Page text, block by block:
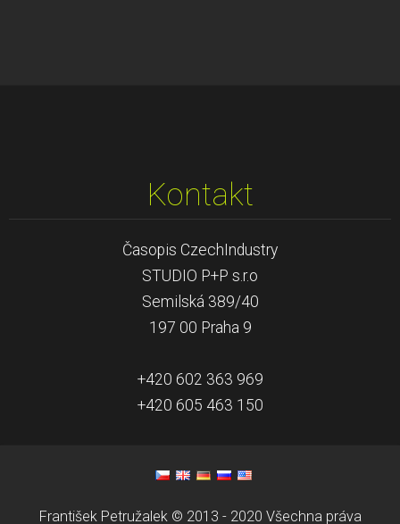
Kontakt
Časopis CzechIndustry
STUDIO P+P s.r.o
Semilská 389/40
197 00 Praha 9
+420 602 363 969
+420 605 463 150
František Petružalek © 2013 - 2020 Všechna práva